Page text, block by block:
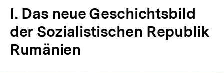
I. Das neue Geschichtsbild
der Sozialistischen Republik
Rumänien